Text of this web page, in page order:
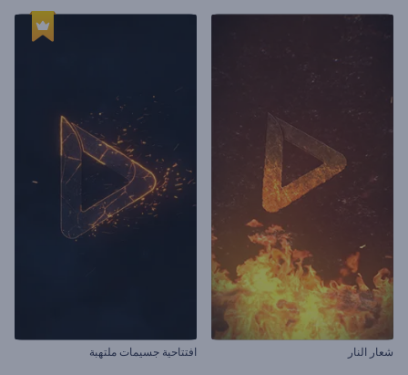
شعار النار افتتاحية جسيمات ملتهبة